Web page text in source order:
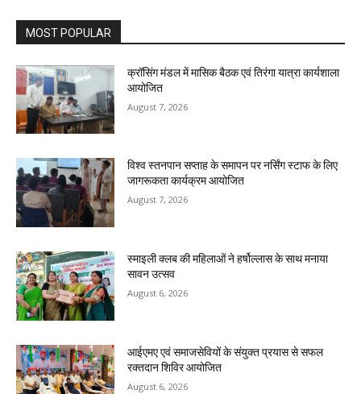
MOST POPULAR
क्रॉसिंग मंडल में मासिक बैठक एवं तिरंगा यात्रा कार्यशाला
आयोजित
August 7, 2026
विश्व स्तनपान सप्ताह के समापन पर नर्सिंग स्टाफ के लिए
जागरूकता कार्यक्रम आयोजित
August 7, 2026
स्माइली क्लब की महिलाओं ने हर्षोल्लास के साथ मनाया
सावन उत्सव
August 6, 2026
आईएमए एवं समाजसेवियों के संयुक्त प्रयास से सफल
रक्तदान शिविर आयोजित
August 6, 2026